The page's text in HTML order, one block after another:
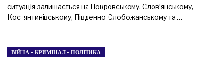
ситуація залишається на Покровському, Слов’янському,
Костянтинівському, Південно-Слобожанському та …
ВІЙНА • КРИМІНАЛ • ПОЛІТИКА